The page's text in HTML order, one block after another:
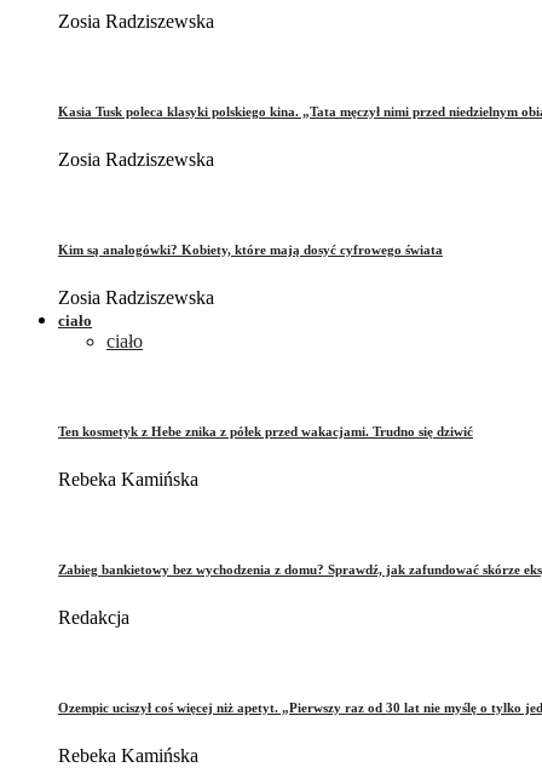
Zosia Radziszewska
Kasia Tusk poleca klasyki polskiego kina. „Tata męczył nimi przed niedzielnym
Zosia Radziszewska
Kim są analogówki? Kobiety, które mają dosyć cyfrowego świata
Zosia Radziszewska
ciało
ciało
Ten kosmetyk z Hebe znika z półek przed wakacjami. Trudno się dziwić
Rebeka Kamińska
Zabieg bankietowy bez wychodzenia z domu? Sprawdź, jak zafundować skórze
Redakcja
Ozempic uciszył coś więcej niż apetyt. „Pierwszy raz od 30 lat nie myślę o tylko
Rebeka Kamińska